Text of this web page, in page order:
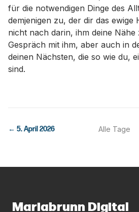
für die notwendigen Dinge des
demjenigen zu, der dir das ewige
nicht nach darin, ihm deine Nähe
Gespräch mit ihm, aber auch in
deinen Nächsten, die so wie du,
sind.
← 5. April 2026 Alle Tage
Mariabrunn Digital